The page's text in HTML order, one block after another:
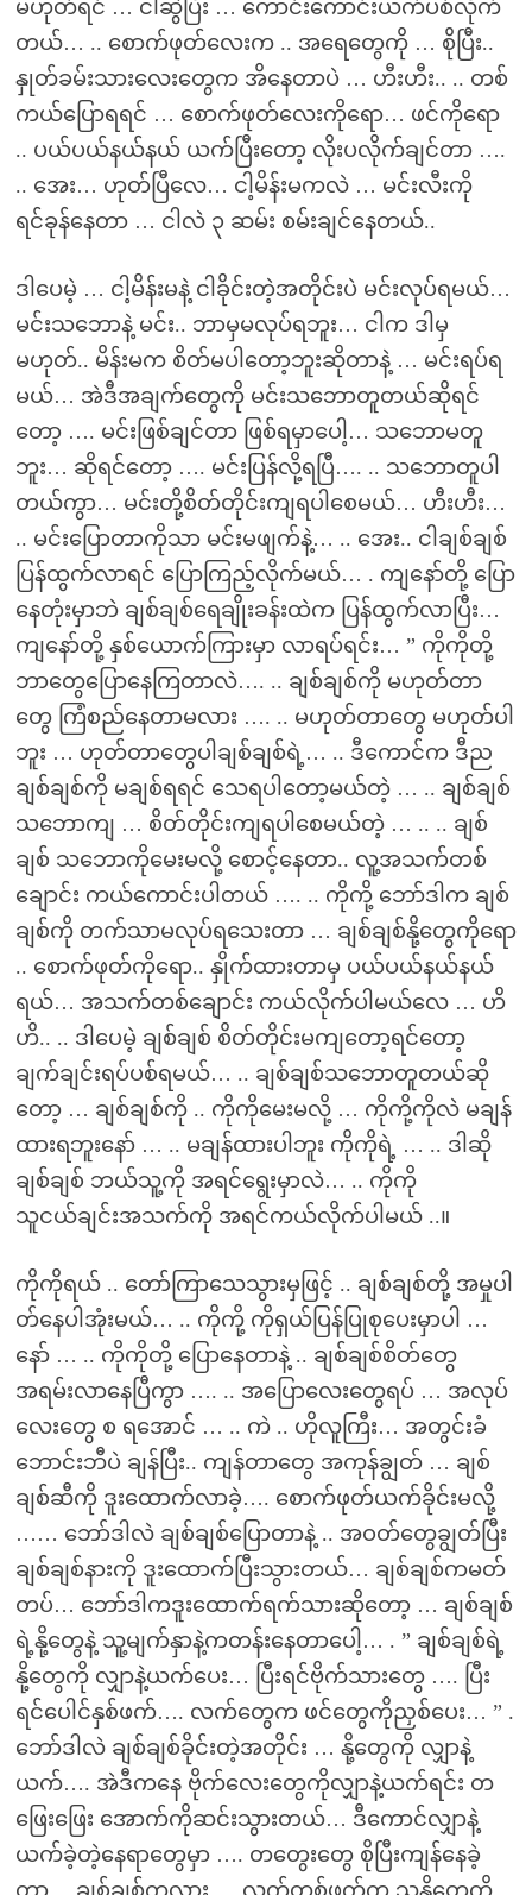
မဟုတ်ရင် … ငါဆွဲပြီး … ကောင်းကောင်းယက်ပစ်လိုက်
တယ်… .. စောက်ဖုတ်လေးက .. အရေတွေကို … စိုပြီး..
နှုတ်ခမ်းသားလေးတွေက အိနေတာပဲ … ဟီးဟီး.. .. တစ်
ကယ်ပြောရရင် … စောက်ဖုတ်လေးကိုရော… ဖင်ကိုရော
.. ပယ်ပယ်နယ်နယ် ယက်ပြီးတော့ လိုးပလိုက်ချင်တာ ….
.. အေး… ဟုတ်ပြီလေ… ငါ့မိန်းမကလဲ … မင်းလီးကို
ရင်ခုန်နေတာ … ငါလဲ ၃ ဆမ်း စမ်းချင်နေတယ်..
ဒါပေမဲ့ … ငါ့မိန်းမနဲ့ ငါခိုင်းတဲ့အတိုင်းပဲ မင်းလုပ်ရမယ်…
မင်းသဘောနဲ့ မင်း.. ဘာမှမလုပ်ရဘူး… ငါက ဒါမှ
မဟုတ်.. မိန်းမက စိတ်မပါတော့ဘူးဆိုတာနဲ့ … မင်းရပ်ရ
မယ်… အဲဒီအချက်တွေကို မင်းသဘောတူတယ်ဆိုရင်
တော့ …. မင်းဖြစ်ချင်တာ ဖြစ်ရမှာပေါ့… သဘောမတူ
ဘူး… ဆိုရင်တော့ …. မင်းပြန်လို့ရပြီ…. .. သဘောတူပါ
တယ်ကွာ… မင်းတို့စိတ်တိုင်းကျရပါစေမယ်… ဟီးဟီး…
.. မင်းပြောတာကိုသာ မင်းမဖျက်နဲ့… .. အေး.. ငါချစ်ချစ်
ပြန်ထွက်လာရင် ပြောကြည့်လိုက်မယ်… . ကျနော်တို့ ပြော
နေတုံးမှာဘဲ ချစ်ချစ်ရေချိုးခန်းထဲက ပြန်ထွက်လာပြီး…
ကျနော်တို့ နှစ်ယောက်ကြားမှာ လာရပ်ရင်း… ” ကိုကိုတို့
ဘာတွေပြောနေကြတာလဲ…. .. ချစ်ချစ်ကို မဟုတ်တာ
တွေ ကြံစည်နေတာမလား …. .. မဟုတ်တာတွေ မဟုတ်ပါ
ဘူး … ဟုတ်တာတွေပါချစ်ချစ်ရဲ့… .. ဒီကောင်က ဒီည
ချစ်ချစ်ကို မချစ်ရရင် သေရပါတော့မယ်တဲ့ … .. ချစ်ချစ်
သဘောကျ … စိတ်တိုင်းကျရပါစေမယ်တဲ့ … .. .. ချစ်
ချစ် သဘောကိုမေးမလို့ စောင့်နေတာ.. လူ့အသက်တစ်
ချောင်း ကယ်ကောင်းပါတယ် …. .. ကိုကို့ ဘော်ဒါက ချစ်
ချစ်ကို တက်သာမလုပ်ရသေးတာ … ချစ်ချစ်နို့တွေကိုရော
.. စောက်ဖုတ်ကိုရော.. နှိုက်ထားတာမှ ပယ်ပယ်နယ်နယ်
ရယ်… အသက်တစ်ချောင်း ကယ်လိုက်ပါမယ်လေ … ဟိ
ဟိ.. .. ဒါပေမဲ့ ချစ်ချစ် စိတ်တိုင်းမကျတော့ရင်တော့
ချက်ချင်းရပ်ပစ်ရမယ်… .. ချစ်ချစ်သဘောတူတယ်ဆို
တော့ … ချစ်ချစ်ကို .. ကိုကိုမေးမလို့ … ကိုကို့ကိုလဲ မချန်
ထားရဘူးနော် … .. မချန်ထားပါဘူး ကိုကိုရဲ့ … .. ဒါဆို
ချစ်ချစ် ဘယ်သူ့ကို အရင်ရွေးမှာလဲ… .. ကိုကို
သူငယ်ချင်းအသက်ကို အရင်ကယ်လိုက်ပါမယ် ..။
ကိုကိုရယ် .. တော်ကြာသေသွားမှဖြင့် .. ချစ်ချစ်တို့ အမှုပါ
တ်နေပါအုံးမယ်… .. ကိုကို့ ကိုရှယ်ပြန်ပြုစုပေးမှာပါ …
နော် … .. ကိုကိုတို့ ပြောနေတာနဲ့ .. ချစ်ချစ်စိတ်တွေ
အရမ်းလာနေပြီကွာ …. .. အပြောလေးတွေရပ် … အလုပ်
လေးတွေ စ ရအောင် … .. ကဲ .. ဟိုလူကြီး… အတွင်းခံ
ဘောင်းဘီပဲ ချန်ပြီး.. ကျန်တာတွေ အကုန်ချွတ် … ချစ်
ချစ်ဆီကို ဒူးထောက်လာခဲ့…. စောက်ဖုတ်ယက်ခိုင်းမလို့
…… ဘော်ဒါလဲ ချစ်ချစ်ပြောတာနဲ့ .. အဝတ်တွေချွတ်ပြီး
ချစ်ချစ်နားကို ဒူးထောက်ပြီးသွားတယ်… ချစ်ချစ်ကမတ်
တပ်… ဘော်ဒါကဒူးထောက်ရက်သားဆိုတော့ … ချစ်ချစ်
ရဲ့နို့တွေနဲ့ သူ့မျက်နှာနဲ့ကတန်းနေတာပေါ့… . ” ချစ်ချစ်ရဲ့
နို့တွေကို လျှာနဲ့ယက်ပေး… ပြီးရင်ဗိုက်သားတွေ …. ပြီး
ရင်ပေါင်နှစ်ဖက်…. လက်တွေက ဖင်တွေကိုညှစ်ပေး… ” .
ဘော်ဒါလဲ ချစ်ချစ်ခိုင်းတဲ့အတိုင်း … နို့တွေကို လျှာနဲ့
ယက်…. အဲဒီကနေ ဗိုက်လေးတွေကိုလျှာနဲ့ယက်ရင်း တ
ဖြေးဖြေး အောက်ကိုဆင်းသွားတယ်… ဒီကောင်လျှာနဲ့
ယက်ခဲ့တဲ့နေရာတွေမှာ …. တတွေးတွေ စိုပြီးကျန်နေခဲ့
တာ… ချစ်ချစ်ကလား…. လက်တစ်ဖက်က သူ့နို့တွေကို